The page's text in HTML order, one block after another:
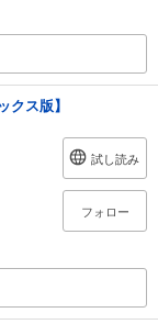
クス版】
試し読み
フォロー